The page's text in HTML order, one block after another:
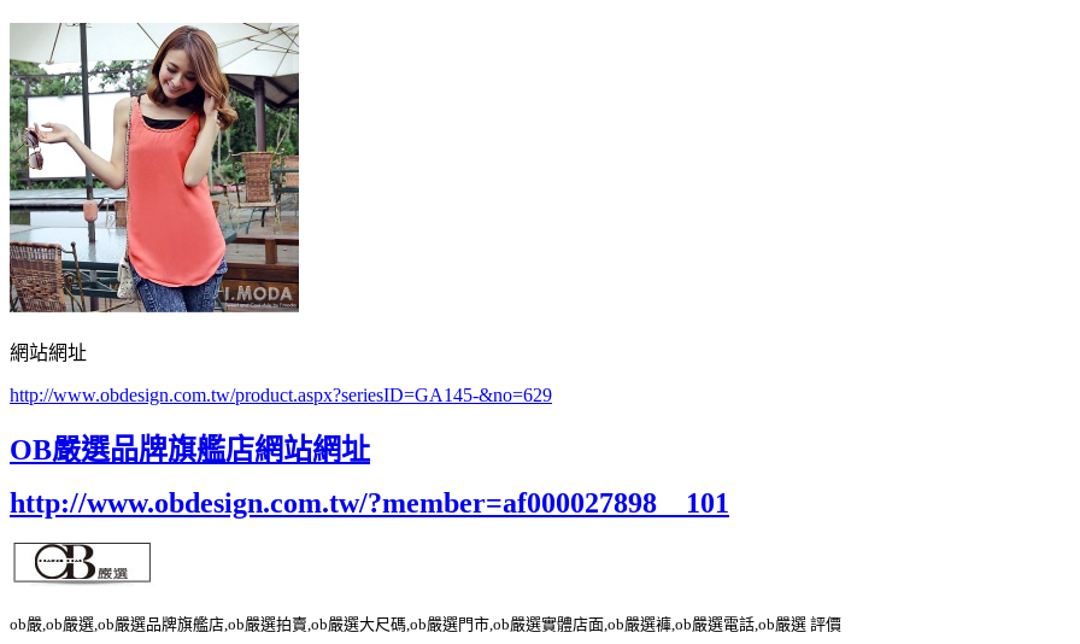
網站網址
http://www.obdesign.com.tw/product.aspx?seriesID=GA145-&no=629
OB嚴選品牌旗艦店網站網址
http://www.obdesign.com.tw/?member=af000027898__101
ob嚴,ob嚴選,ob嚴選品牌旗艦店,ob嚴選拍賣,ob嚴選大尺碼,ob嚴選門市,ob嚴選實體店面,ob嚴選褲,ob嚴選電話,ob嚴選 評價